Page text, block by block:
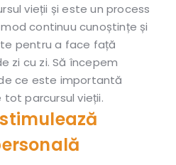
vieții și este un process
continuu cunoștințe și
pentru a face față
zi cu zi. Să începem
ce este importantă
parcursul vieții.